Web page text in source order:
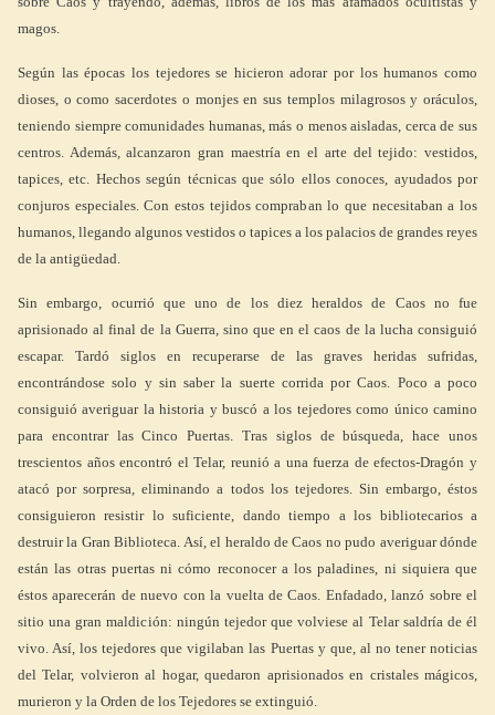
magos.
Según las épocas los tejedores se hicieron adorar por los humanos como
dioses, o como sacerdotes o monjes en sus templos milagrosos y oráculos,
teniendo siempre comunidades humanas, más o menos aisladas, cerca de sus
centros. Además, alcanzaron gran maestría en el arte del tejido: vestidos,
tapices, etc. Hechos según técnicas que sólo ellos conoces, ayudados por
conjuros especiales. Con estos tejidos compraban lo que necesitaban a los
humanos, llegando algunos vestidos o tapices a los palacios de grandes reyes
de la antigüedad.
Sin embargo, ocurrió que uno de los diez heraldos de Caos no fue
aprisionado al final de la Guerra, sino que en el caos de la lucha consiguió
escapar. Tardó siglos en recuperarse de las graves heridas sufridas,
encontrándose solo y sin saber la suerte corrida por Caos. Poco a poco
consiguió averiguar la historia y buscó a los tejedores como único camino
para encontrar las Cinco Puertas. Tras siglos de búsqueda, hace unos
trescientos años encontró el Telar, reunió a una fuerza de efectos-Dragón y
atacó por sorpresa, eliminando a todos los tejedores. Sin embargo, éstos
consiguieron resistir lo suficiente, dando tiempo a los bibliotecarios a
destruir la Gran Biblioteca. Así, el heraldo de Caos no pudo averiguar dónde
están las otras puertas ni cómo reconocer a los paladines, ni siquiera que
éstos aparecerán de nuevo con la vuelta de Caos. Enfadado, lanzó sobre el
sitio una gran maldición: ningún tejedor que volviese al Telar saldría de él
vivo. Así, los tejedores que vigilaban las Puertas y que, al no tener noticias
del Telar, volvieron al hogar, quedaron aprisionados en cristales mágicos,
murieron y la Orden de los Tejedores se extinguió.